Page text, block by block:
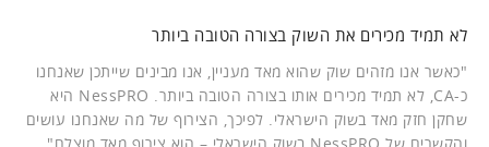
לא תמיד מכירים את השוק בצורה הטובה ביותר
"כאשר אנו מזהים שוק שהוא מאד מעניין, אנו מבינים שייתכן שאנחנו
כ-CA, לא תמיד מכירים אותו בצורה הטובה ביותר. NessPRO היא
שחקן חזק מאד בשוק הישראלי. לפיכך, הצירוף של מה שאנחנו עושים
והקשרים של NessPRO בשוק הישראלי – הוא צירוף מאד מוצלח".